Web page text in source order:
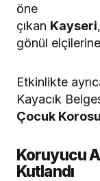
öne
çıkan Kayseri,
gönül
Etkinlikte
Kayacık
Çocuk Korosu
Koruyucu
Kutlandı